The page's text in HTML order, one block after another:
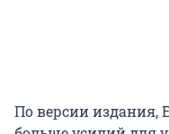
По версии издания,